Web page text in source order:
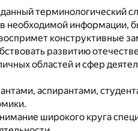
терминологический
необходимой информации,
конструктивные
развитию
областей и сфер
аспирантами,
широкого круга